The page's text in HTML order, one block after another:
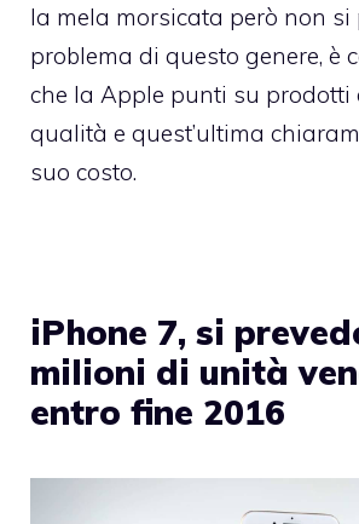
la mela morsicata però non si
problema di questo genere, è
che la Apple punti su prodotti
qualità e quest’ultima
suo costo.
iPhone 7, si
milioni di unità
entro fine 2016